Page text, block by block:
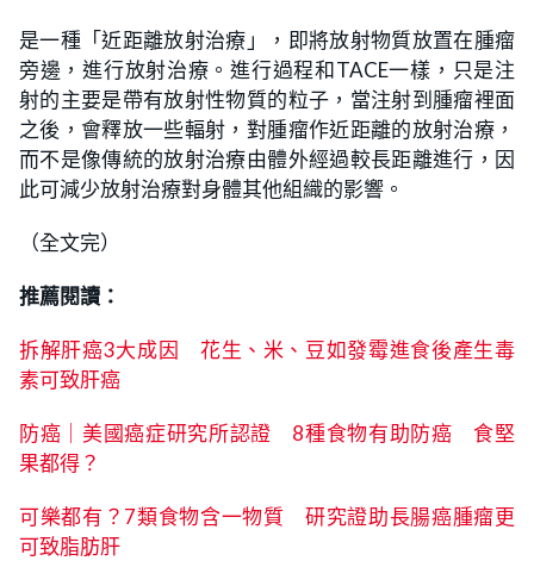
是一種「近距離放射治療」，即將放射物質放置在腫瘤
旁邊，進行放射治療。進行過程和TACE一樣，只是注
射的主要是帶有放射性物質的粒子，當注射到腫瘤裡面
之後，會釋放一些輻射，對腫瘤作近距離的放射治療，
而不是像傳統的放射治療由體外經過較長距離進行，因
此可減少放射治療對身體其他組織的影響。
（全文完）
推薦閱讀：
拆解肝癌3大成因 花生、米、豆如發霉進食後產生毒
素可致肝癌
防癌｜美國癌症研究所認證 8種食物有助防癌 食堅
果都得？
可樂都有？7類食物含一物質 研究證助長腸癌腫瘤更
可致脂肪肝